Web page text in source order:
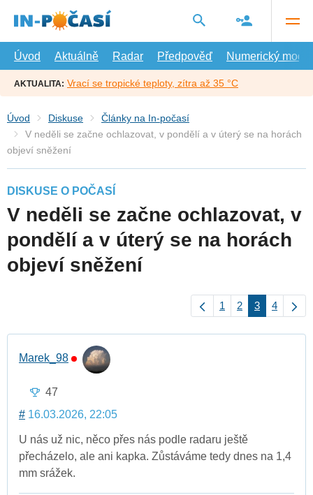
hlavní
Úvod
Aktuálně Radar Předpověď Numerický model
AKTUALITA: Vrací se tropické teploty, zítra až 35 °C
Úvod Diskuse
Články na In-počasí
V neděli se začne ochlazovat, v pondělí a v úterý se na horách
objeví sněžení
DISKUSE O POČASÍ
V neděli se začne ochlazovat, v
pondělí a v úterý se na horách
objeví sněžení
1 2 3 4
Marek_98
47
# 16.03.2026, 22:05
U nás už nic, něco přes nás podle radaru ještě
přecházelo, ale ani kapka. Zůstáváme tedy dnes na 1,4
mm srážek.